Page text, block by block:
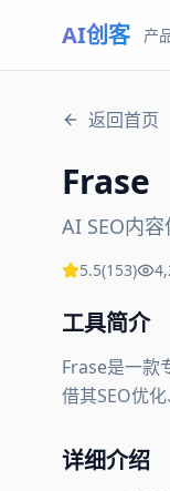
AI创客 产
返回首页
Frase
AI SEO内
5.5(153)
工具简介
Frase是一款
借其SEO优
详细介绍